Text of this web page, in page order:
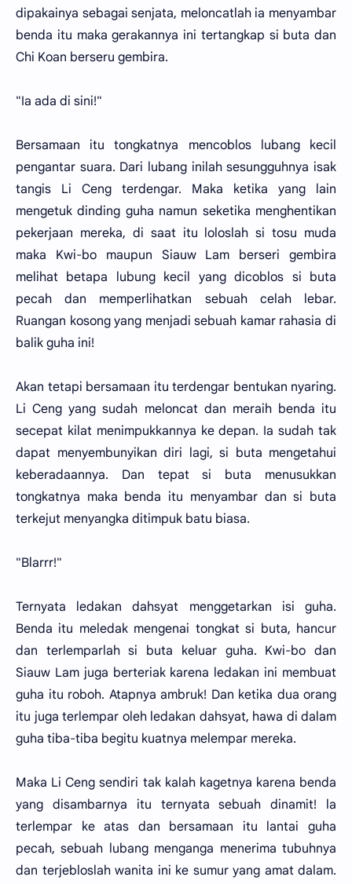
dipakainya sebagai senjata, meloncatlah ia menyambar
benda itu maka gerakannya ini tertangkap si buta dan
Chi Koan berseru gembira.
"Ia ada di sini!"
Bersamaan itu tongkatnya mencoblos lubang kecil
pengantar suara. Dari lubang inilah sesungguhnya isak
tangis Li Ceng terdengar. Maka ketika yang lain
mengetuk dinding guha namun seketika menghentikan
pekerjaan mereka, di saat itu loloslah si tosu muda
maka Kwi-bo maupun Siauw Lam berseri gembira
melihat betapa lubung kecil yang dicoblos si buta
pecah dan memperlihatkan sebuah celah lebar.
Ruangan kosong yang menjadi sebuah kamar rahasia di
balik guha ini!
Akan tetapi bersamaan itu terdengar bentukan nyaring.
Li Ceng yang sudah meloncat dan meraih benda itu
secepat kilat menimpukkannya ke depan. Ia sudah tak
dapat menyembunyikan diri lagi, si buta mengetahui
keberadaannya. Dan tepat si buta menusukkan
tongkatnya maka benda itu menyambar dan si buta
terkejut menyangka ditimpuk batu biasa.
"Blarrr!"
Ternyata ledakan dahsyat menggetarkan isi guha.
Benda itu meledak mengenai tongkat si buta, hancur
dan terlemparlah si buta keluar guha. Kwi-bo dan
Siauw Lam juga berteriak karena ledakan ini membuat
guha itu roboh. Atapnya ambruk! Dan ketika dua orang
itu juga terlempar oleh ledakan dahsyat, hawa di dalam
guha tiba-tiba begitu kuatnya melempar mereka.
Maka Li Ceng sendiri tak kalah kagetnya karena benda
yang disambarnya itu ternyata sebuah dinamit! la
terlempar ke atas dan bersamaan itu lantai guha
pecah, sebuah lubang menganga menerima tubuhnya
dan terjebloslah wanita ini ke sumur yang amat dalam.